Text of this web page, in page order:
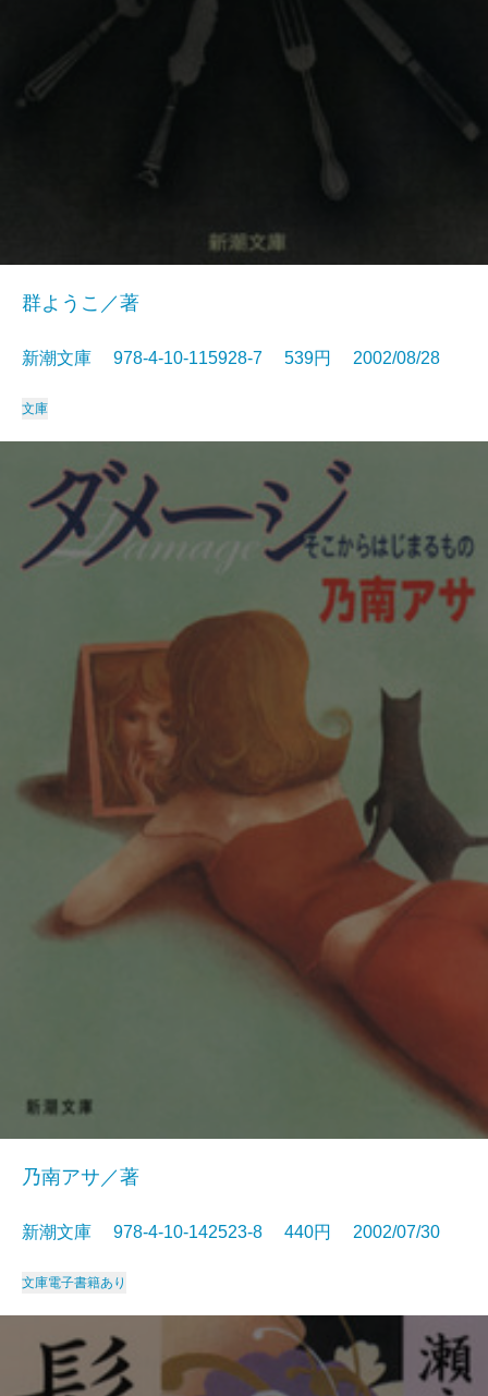
群ようこ／著
新潮文庫 978-4-10-115928-7 539円 2002/08/28
文庫
乃南アサ／著
新潮文庫 978-4-10-142523-8 440円 2002/07/30
文庫電子書籍あり